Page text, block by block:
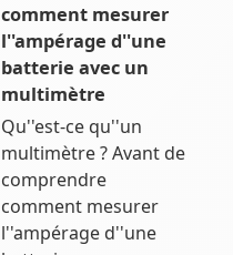
comment mesurer
l''ampérage d''une
batterie avec un
multimètre
Qu''est-ce qu''un
multimètre ? Avant de
comprendre
comment mesurer
l''ampérage d''une